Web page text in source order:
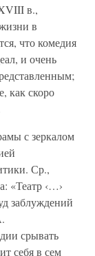
в.,
в
что комедия
и очень
как скоро
с зеркалом
Ср.,
«Театр ‹…›
заблуждений
срывать
себя в сем